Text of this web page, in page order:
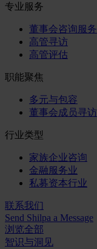
专业服务
董事会咨询服务
高管寻访
高管评估
职能聚焦
多元与包容
董事会成员寻访
行业类型
家族企业咨询
金融服务业
私募资本行业
联系我们
Send Shilpa a Message
浏览全部
智识与洞见